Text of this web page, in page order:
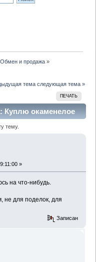
Обмен и продажа»
тема следующая тема »
ПЕЧАТЬ
Куплю окаменелое
тему.
»
на что-нибудь.
не для поделок, для
Записан